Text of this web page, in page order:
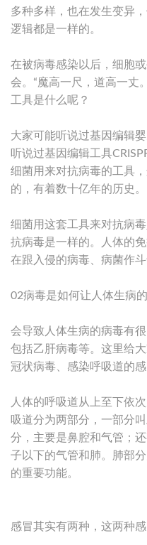
多种多样，也在发生变异
逻辑都是一样的。
在被病毒感染以后，细胞
会。“魔高一尺，道高一丈
工具是什么呢？
大家可能听说过基因编辑
听说过基因编辑工具
细菌用来对抗病毒的工具
的，有着数十亿年的历史。
细菌用这套工具来对抗病
抗病毒是一样的。人体的
在跟入侵的病毒、病菌作斗
02病毒是如何让人体生病的
会导致人体生病的病毒有
包括乙肝病毒等。这里给
冠状病毒、感染呼吸道的
人体的呼吸道从上至下依
吸道分为两部分，一部分
分，主要是鼻腔和气管；
子以下的气管和肺。肺部
的重要功能。
感冒其实有两种，这两种